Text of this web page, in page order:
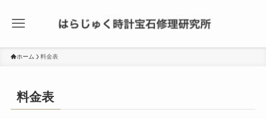
ホーム 料金表
料金表